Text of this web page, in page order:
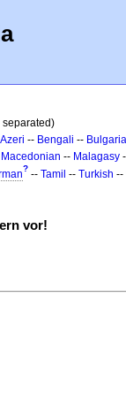
separated)
Azeri -- Bengali --
Macedonian -- Malagasy
? -- Tamil -- Turkish --
vor!